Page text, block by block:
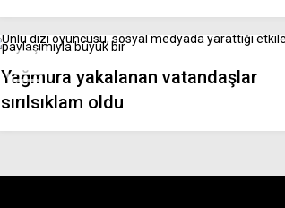
Yağmura yakalanan vatandaşlar
sırılsıklam oldu